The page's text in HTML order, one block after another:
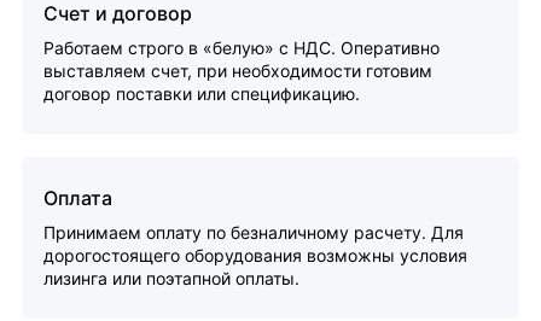
Счет и договор
Работаем строго в «белую» с НДС. Оперативно
выставляем счет, при необходимости готовим
договор поставки или спецификацию.
Оплата
Принимаем оплату по безналичному расчету. Для
дорогостоящего оборудования возможны условия
лизинга или поэтапной оплаты.